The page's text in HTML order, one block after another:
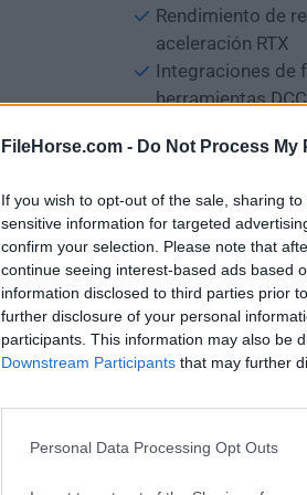
FileHorse.com - Do Not Process
If you wish to opt-out of the sale, sharing
sensitive information for targeted
confirm your selection. Please note that
continue seeing interest-based ads based
information disclosed to third parties prior
further disclosure of your personal
participants. This information may also be
Downstream Participants that may further
Personal Data Processing Opt Outs
Rendimiento de
aceleración RTX
Integraciones de
herramientas
mejoradas
trabajo de cine y
Capacidades de
modelado de
Funciones de
entorno en el
Conectores
popular
Nuevo mercado
Optimización del